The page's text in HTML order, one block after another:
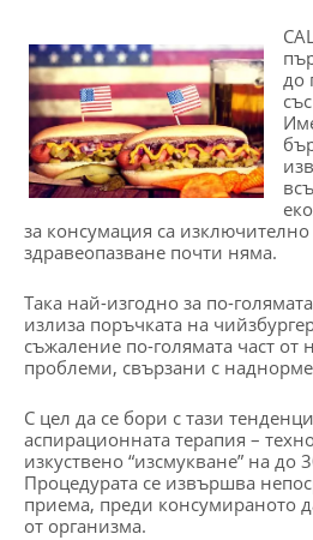
до
за консумация са
здравеопазване почти няма.
Така най-изгодно за по-
излиза поръчката на
съжаление по-голямата част от
проблеми, свързани с
С цел да се бори с тази
аспирационната терапия –
изкуствено “изсмукване” на до
Процедурата се извършва
приема, преди консумираното
от организма.